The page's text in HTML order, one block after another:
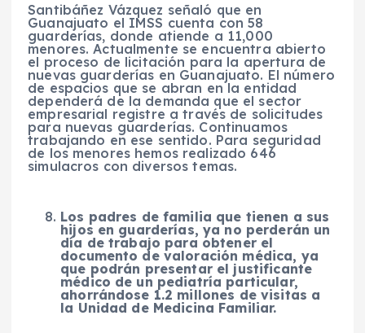
Santibáñez Vázquez señaló que en
Guanajuato el IMSS cuenta con 58
guarderías, donde atiende a 11,000
menores. Actualmente se encuentra abierto
el proceso de licitación para la apertura de
nuevas guarderías en Guanajuato. El número
de espacios que se abran en la entidad
dependerá de la demanda que el sector
empresarial registre a través de solicitudes
para nuevas guarderías. Continuamos
trabajando en ese sentido. Para seguridad
de los menores hemos realizado 646
simulacros con diversos temas.
Los padres de familia que tienen a sus
hijos en guarderías, ya no perderán un
día de trabajo para obtener el
documento de valoración médica, ya
que podrán presentar el justificante
médico de un pediatría particular,
ahorrándose 1.2 millones de visitas a
la Unidad de Medicina Familiar.